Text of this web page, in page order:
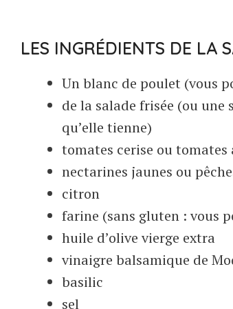
LES INGRÉDIENTS DE LA
Un blanc de poulet (vous
de la salade frisée (ou
qu’elle tienne)
tomates cerise ou tomates
nectarines jaunes ou
citron
farine (sans gluten : vous
huile d’olive vierge extra
vinaigre balsamique de
basilic
sel